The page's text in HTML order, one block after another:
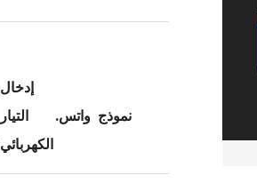
نموذج واتس.
إدخال
التيار
الكهربائي